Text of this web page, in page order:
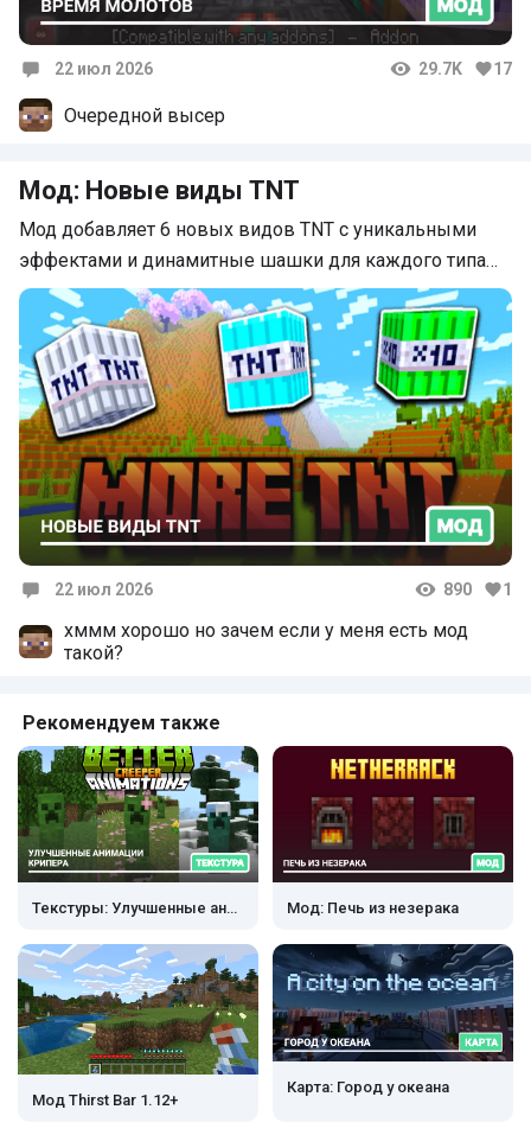
22 июл 2026 29.7K 17
Очередной высер
Мод: Новые виды TNT
Мод добавляет 6 новых видов TNT с уникальными
эффектами и динамитные шашки для каждого типа…
22 июл 2026 890 1
хммм хорошо но зачем если у меня есть мод
такой?
Рекомендуем также
Текстуры: Улучшенные анимации крипера Мод: Печь из незерака
Мод Thirst Bar 1.12+
Карта: Город у океана